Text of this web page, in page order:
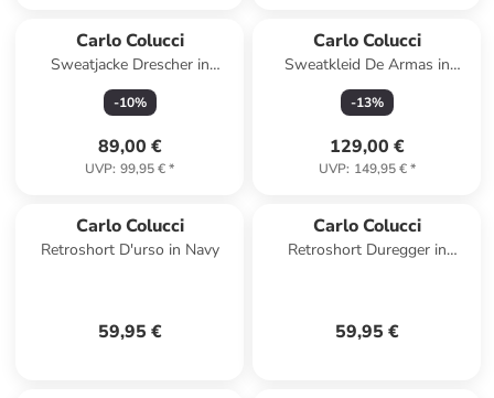
Carlo Colucci
Sweatjacke Drescher in
Schwarz
-10%
89,00 €
UVP: 99,95 €*
Carlo Colucci
Sweatkleid De Armas in
Schwarz
-13%
129,00 €
UVP: 149,95 €*
Carlo Colucci
Retroshort D'urso in Navy
59,95 €
Carlo Colucci
Retroshort Duregger in
59,95 €